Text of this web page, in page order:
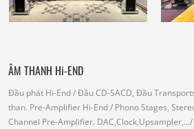
ÂM THANH Hi-END
Đầu phát Hi-End/ Đầu CD-SACD, Đầu
than. Pre-Amplifier Hi-End/ Phono Stages,
Channel Pre-Amplifier. DAC,Clock,Upsampler,.../